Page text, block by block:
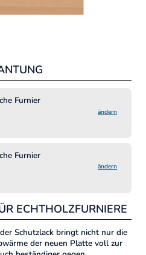
Furnier
ändern
Furnier
ändern
ECHTHOLZFURNIERE
Schutzlack bringt nicht nur die
der neuen Platte voll zur